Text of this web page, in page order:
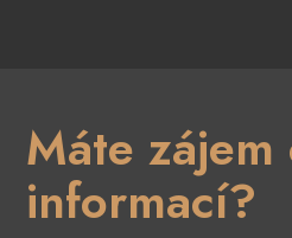
Máte
informací?